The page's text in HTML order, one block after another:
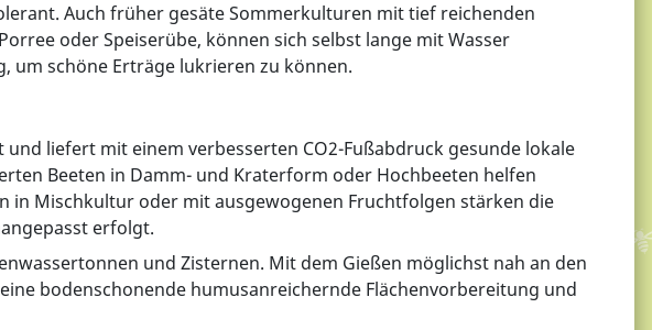
Auch früher gesäte Sommerkulturen mit tief reichenden
oder Speiserübe, können sich selbst lange mit Wasser
um schöne Erträge lukrieren zu können.
liefert mit einem verbesserten CO2-Fußabdruck gesunde lokale
Beeten in Damm- und Kraterform oder Hochbeeten helfen
in Mischkultur oder mit ausgewogenen Fruchtfolgen stärken die
erfolgt.
und Zisternen. Mit dem Gießen möglichst nah an den
bodenschonende humusanreichernde Flächenvorbereitung und